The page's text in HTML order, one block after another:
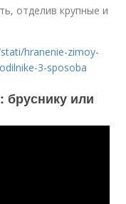
отделив крупные и
hranenie-zimoy-
3-sposoba
бруснику или